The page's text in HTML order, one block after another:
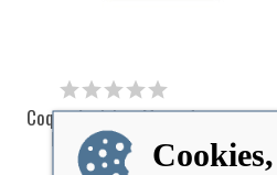
Coque Antichoc Magsafe
pour iPhone 12 +...